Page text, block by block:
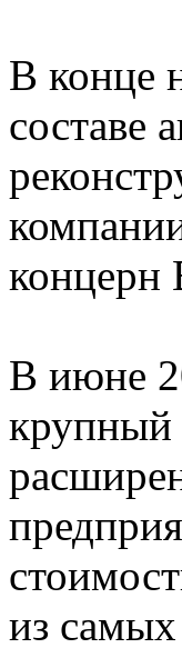
В конце
составе
концерн
В июне
крупный
из